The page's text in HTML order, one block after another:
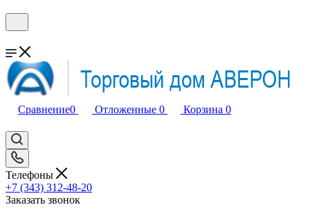
Сравнение0 Отложенные 0 Корзина 0
Телефоны
+7 (343) 312-48-20
Заказать звонок